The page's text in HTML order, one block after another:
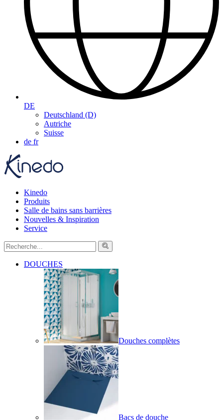
DE
Deutschland (D)
Autriche
Suisse
de fr
Kinedo
Produits
Salle de bains sans barrières
Nouvelles & Inspiration
Service
DOUCHES
Douches complètes
Bacs de douche